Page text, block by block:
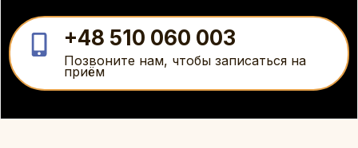
+48 510 060 003
Позвоните нам, чтобы записаться на
приём